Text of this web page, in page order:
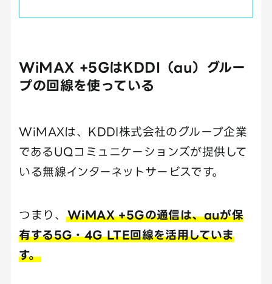
WiMAX +5GはKDDI（au）グルー
プの回線を使っている
WiMAXは、KDDI株式会社のグループ企業
であるUQコミュニケーションズが提供して
いる無線インターネットサービスです。
つまり、 WiMAX +5Gの通信は、auが保
有する5G・4G LTE回線を活用していま
す。